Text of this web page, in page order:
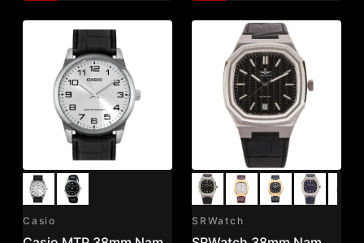
Casio SRWatch